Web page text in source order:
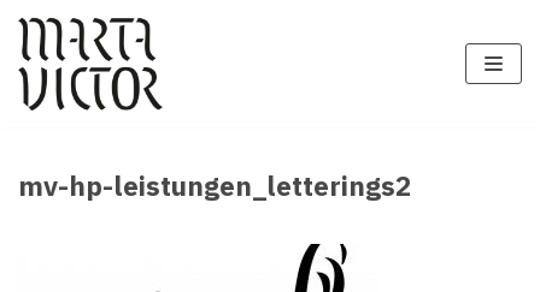
Zum
Inhalt
springen
mv-hp-leistungen_letterings2